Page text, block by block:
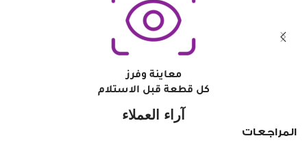
معاينة وفرز
كل قطعة قبل الاستلام
آراء العملاء
المراجعات